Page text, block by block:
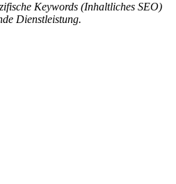
Keywords (Inhaltliches SEO)
Dienstleistung.